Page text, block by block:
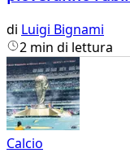
di Luigi Bignami
2 min di lettura
Calcio